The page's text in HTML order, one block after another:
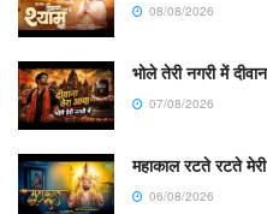
08/08/2026
भोले तेरी नगरी में
07/08/2026
महाकाल रटते रटते
06/08/2026